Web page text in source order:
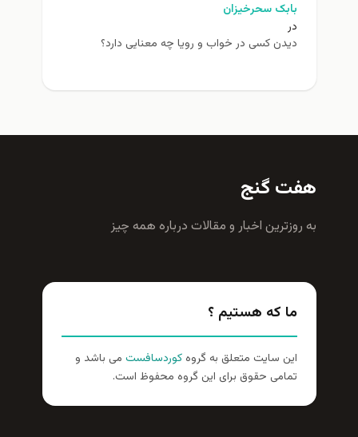
بابک سحرخیزان
در
دیدن کسی در خواب و رویا چه معنایی دارد؟
هفت گنج
به روزترين اخبار و مقالات درباره همه چيز
ما که هستیم ؟
این سایت متعلق به گروهکوردسافست می باشد و
تمامی حقوق برای این گروه محفوظ است.